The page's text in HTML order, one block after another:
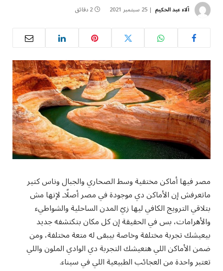
آلاء عبد الحكيم 25 سبتمبر 2021 2 دقائق
مصر فيها أماكن مختفية وسط الصحاري والجبال وناس كتير
ماتعرفش إن الأماكن دي موجودة في مصر أصلًاـ لإنها مش
بتلاقي الترويج الكافي ليها زيّ المدن الساحلية والشواطيء
والأهرامات، بس في الحقيقة إن كل مكان بتكتشفه جديد
بيعيشك تجربة مختلفة وخاصة بيبقى له متعة مختلفة، ومن
ضمن الأماكن اللي هتعيشك التجربة دي الوادي الملون واللي
تعتبر واحدة من العجائب الطبيعية اللي في سيناء.